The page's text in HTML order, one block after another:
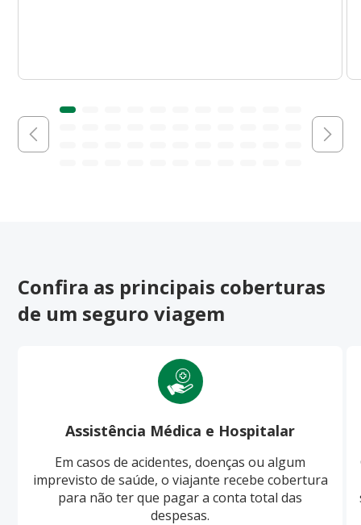
Confira as principais coberturas
de um seguro viagem
Assistência Médica e Hospitalar
Em casos de acidentes, doenças ou algum
imprevisto de saúde, o viajante recebe cobertura
para não ter que pagar a conta total das
despesas.